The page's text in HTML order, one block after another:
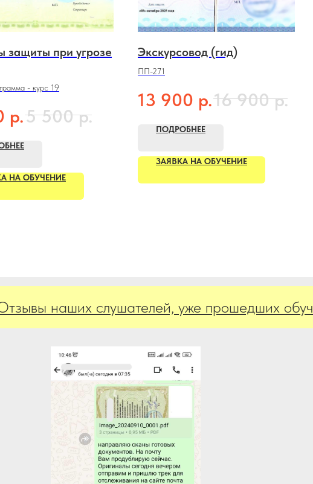
защиты при угрозе
- курс 19
р.5 500 р.
НА ОБУЧЕНИЕ
Экскурсовод (гид)
ПП-271
13 900 р.16 900 р.
ПОДРОБНЕЕ
ЗАЯВКА НА ОБУЧЕНИЕ
наших слушателей, уже прошедших обучение